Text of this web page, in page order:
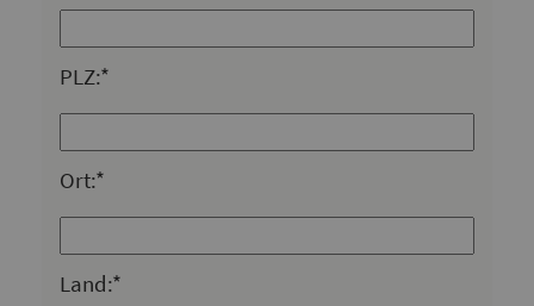
PLZ:*
Ort:*
Land:*